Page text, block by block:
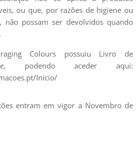
ou que, por razões de higiene ou
não possam ser devolvidos quando
Colours possuiu Livro de
, podendo aceder aqui:
Inicio/
entram em vigor a Novembro de